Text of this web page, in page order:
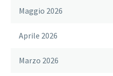
Maggio 2026
Aprile 2026
Marzo 2026